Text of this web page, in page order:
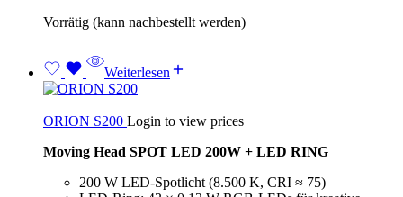
Vorrätig (kann nachbestellt werden)
Weiterlesen
ORION S200 Login to view prices
Moving Head SPOT LED 200W + LED RING
200 W LED-Spotlicht (8.500 K, CRI ≈ 75)